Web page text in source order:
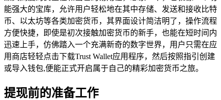
能强大的宝库，允许用户轻松地在其中存储、发送和接收比特
币、以太坊等各类加密货币，其界面设计简洁明了，操作流程
方便快捷，即使是初次接触加密货币的新手，也能在短时间内
迅速上手，仿佛踏入一个充满新奇的数字世界，用户只需在应
用商店轻轻点击下载Trust Wallet应用程序，然后按照指引创建
或导入钱包,便能正式开启属于自己的精彩加密货币之旅。
提现前的准备工作